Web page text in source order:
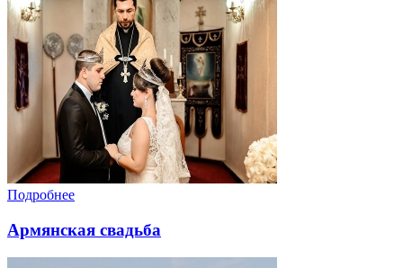
Подробнее
Армянская свадьба